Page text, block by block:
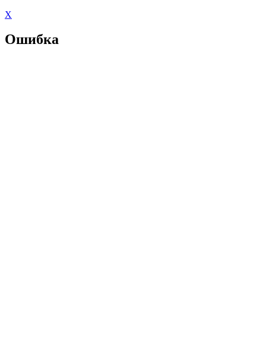
X
Ошибка